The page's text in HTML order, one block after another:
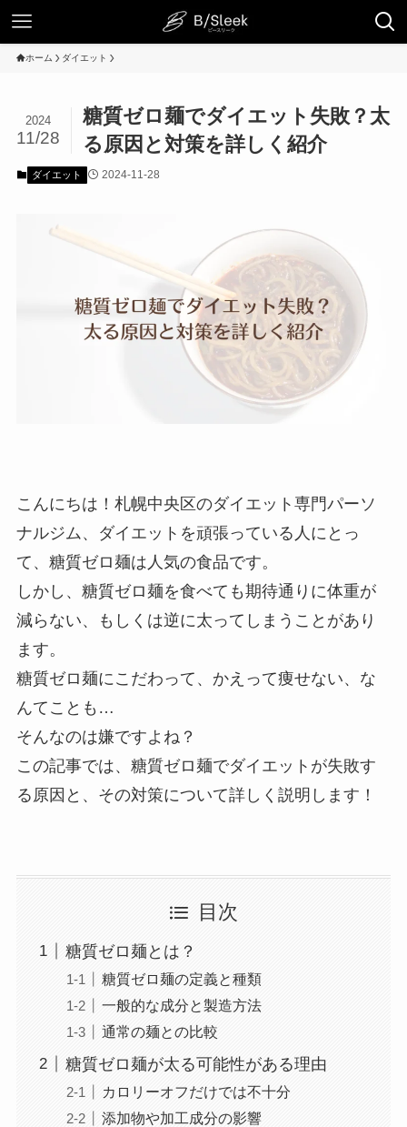
ホーム ダイエット
糖質ゼロ麺でダイエット失敗？太
る原因と対策を詳しく紹介
2024
11/28
ダイエット 2024-11-28
こんにちは！札幌中央区のダイエット専門パーソ
ナルジム、ダイエットを頑張っている人にとっ
て、糖質ゼロ麺は人気の食品です。
しかし、糖質ゼロ麺を食べても期待通りに体重が
減らない、もしくは逆に太ってしまうことがあり
ます。
糖質ゼロ麺にこだわって、かえって痩せない、な
んてことも…
そんなのは嫌ですよね？
この記事では、糖質ゼロ麺でダイエットが失敗す
る原因と、その対策について詳しく説明します！
目次
糖質ゼロ麺とは？
糖質ゼロ麺の定義と種類
一般的な成分と製造方法
通常の麺との比較
糖質ゼロ麺が太る可能性がある理由
カロリーオフだけでは不十分
添加物や加工成分の影響